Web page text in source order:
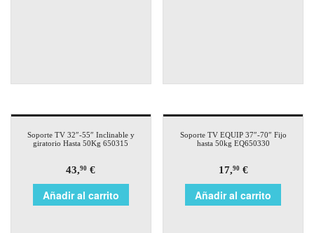
Soporte TV 32″-55″ Inclinable y
giratorio Hasta 50Kg 650315
43,90 €
Añadir al carrito
Soporte TV EQUIP 37″-70″ Fijo
hasta 50kg EQ650330
17,90€
Añadir al carrito